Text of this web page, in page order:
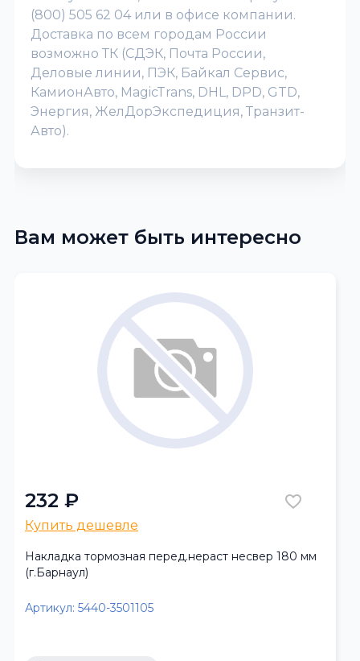
(800) 505 62 04 или в офисе компании.
Доставка по всем городам России
возможно ТК (СДЭК, Почта России,
Деловые линии, ПЭК, Байкал Сервис,
КамионАвто, MagicTrans, DHL, DPD, GTD,
Энергия, ЖелДорЭкспедиция, Транзит-
Авто).
Вам может быть интересно
232 ₽
Купить дешевле
Накладка тормозная перед.нераст несвер 180 мм
(г.Барнаул)
Артикул: 5440-3501105